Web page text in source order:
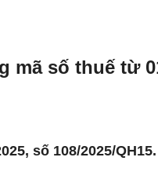
mã số thuế từ
số 108/2025/